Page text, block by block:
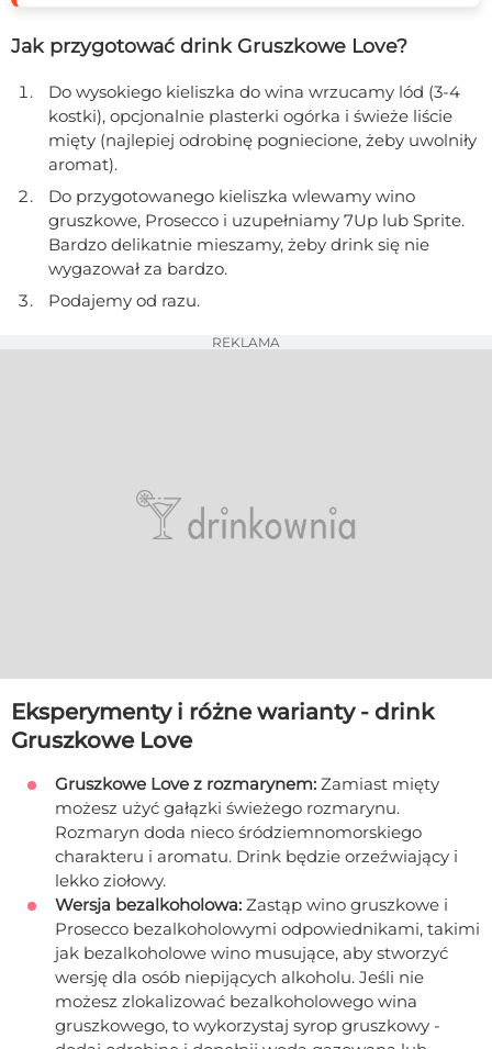
Jak przygotować drink Gruszkowe Love?
Do wysokiego kieliszka do wina wrzucamy lód (3-4
kostki), opcjonalnie plasterki ogórka i świeże liście
mięty (najlepiej odrobinę pogniecione, żeby uwolniły
aromat).
Do przygotowanego kieliszka wlewamy wino
gruszkowe, Prosecco i uzupełniamy 7Up lub Sprite.
Bardzo delikatnie mieszamy, żeby drink się nie
wygazował za bardzo.
Podajemy od razu.
REKLAMA
Eksperymenty i różne warianty - drink
Gruszkowe Love
Gruszkowe Love z rozmarynem: Zamiast mięty
możesz użyć gałązki świeżego rozmarynu.
Rozmaryn doda nieco śródziemnomorskiego
charakteru i aromatu. Drink będzie orzeźwiający i
lekko ziołowy.
Wersja bezalkoholowa: Zastąp wino gruszkowe i
Prosecco bezalkoholowymi odpowiednikami, takimi
jak bezalkoholowe wino musujące, aby stworzyć
wersję dla osób niepijących alkoholu. Jeśli nie
możesz zlokalizować bezalkoholowego wina
gruszkowego, to wykorzystaj syrop gruszkowy -